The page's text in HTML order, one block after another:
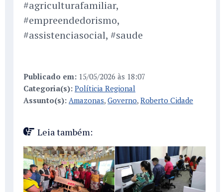
#agriculturafamiliar,
#empreendedorismo,
#assistenciasocial, #saude
Publicado em: 15/05/2026 às 18:07
Categoria(s): Políticia Regional
Assunto(s): Amazonas, Governo, Roberto Cidade
Leia também: